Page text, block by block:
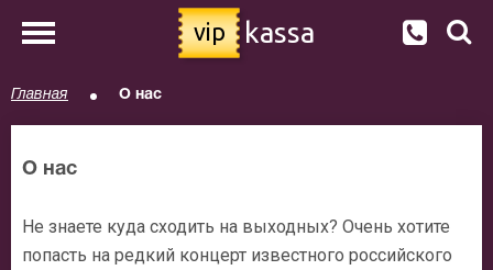
vip kassa
Главная О нас
О нас
Не знаете куда сходить на выходных? Очень хотите
попасть на редкий концерт известного российского